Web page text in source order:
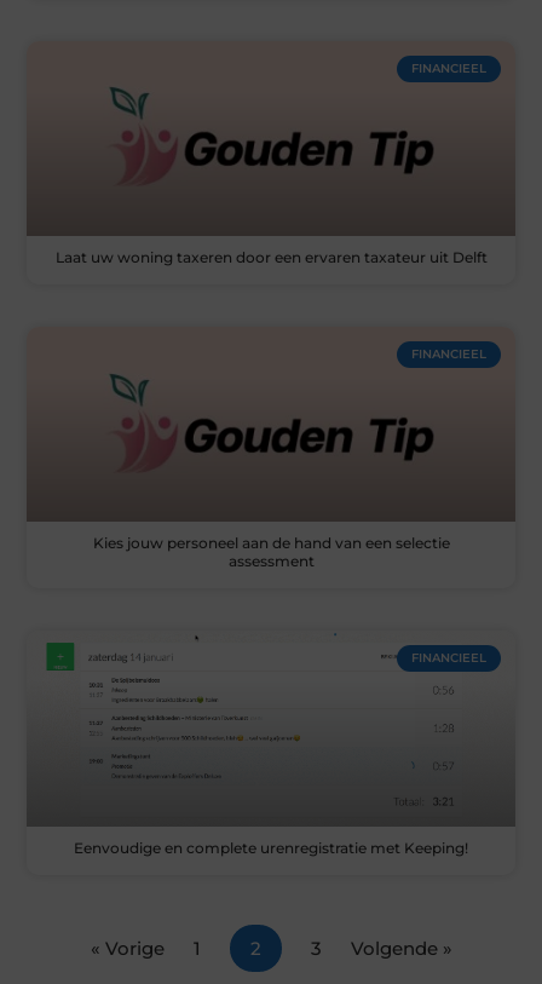
FINANCIEEL
Laat uw woning taxeren door een ervaren taxateur uit Delft
FINANCIEEL
Kies jouw personeel aan de hand van een selectie
assessment
FINANCIEEL
Eenvoudige en complete urenregistratie met Keeping!
« Vorige 1 2 3 Volgende »